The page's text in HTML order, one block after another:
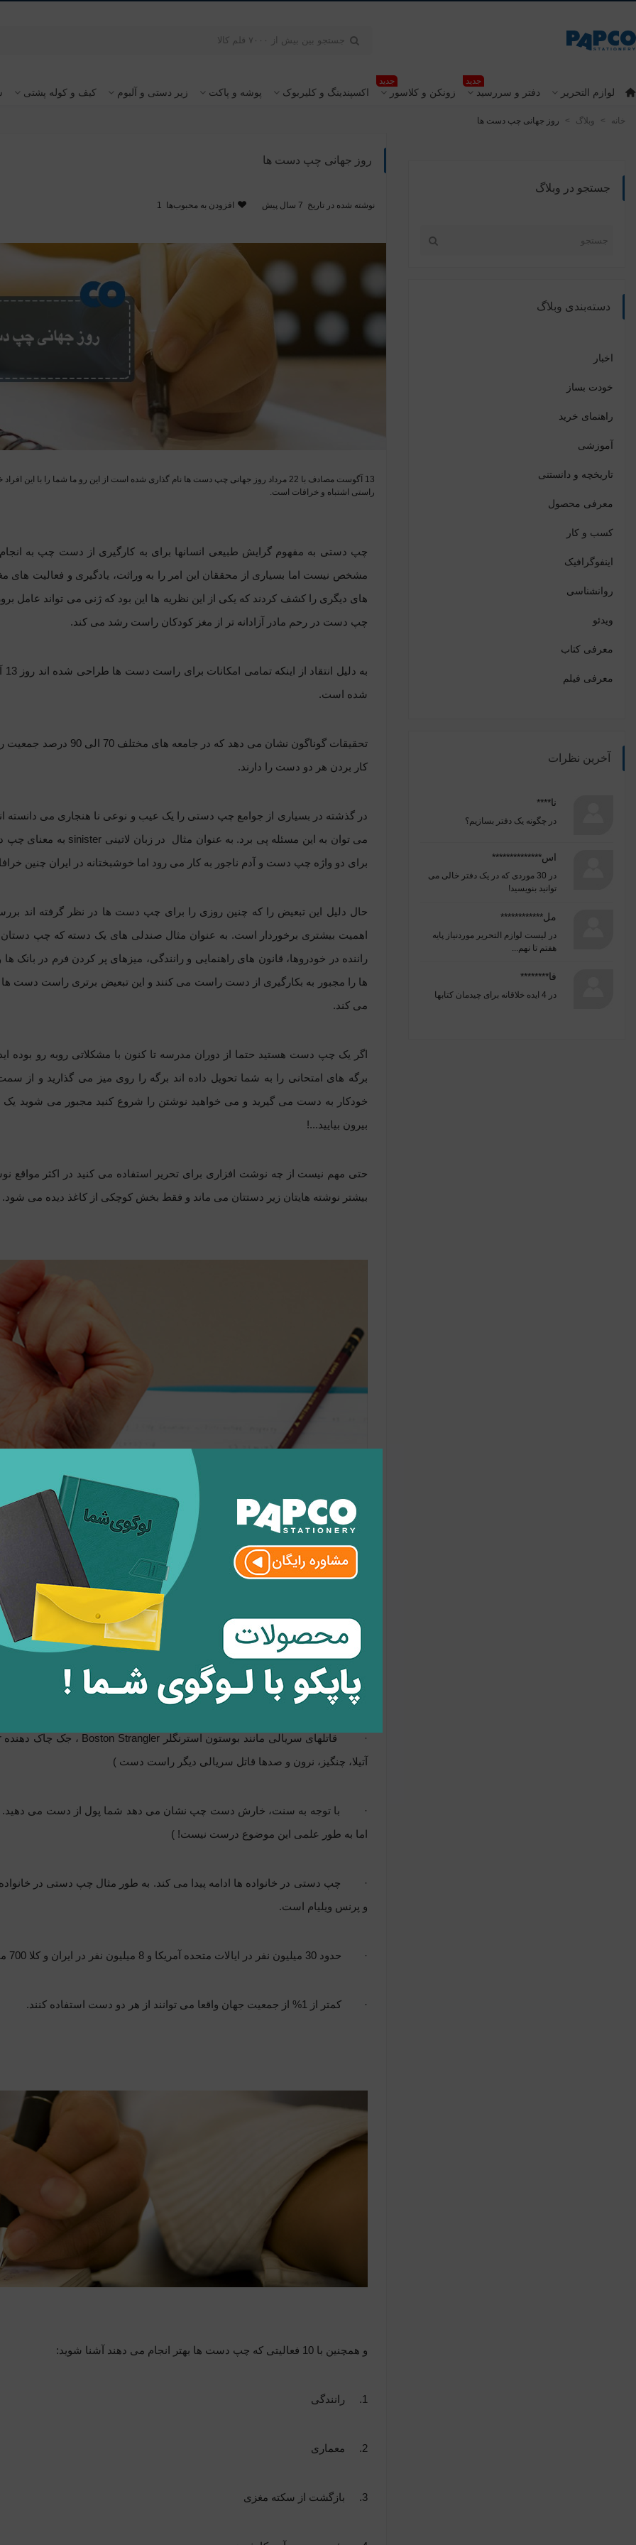
لوازم التحریر دفتر و سررسید
جدید
زونکن و کلاسور
جدید
اکسپندینگ و کلیربوک پوشه و پاکت زیر دستی و آلبوم کیف و کوله پشتی
خانه > وبلاگ > روز جهانی چپ دست ها
جستجو در وبلاگ
دسته‌بندی وبلاگ
اخبار
خودت بساز
راهنمای خرید
آموزشی
تاریخچه و دانستنی
معرفی محصول
کسب و کار
اینفوگرافیک
روانشناسی
ویدئو
معرفی کتاب
معرفی فیلم
آخرین نظرات
نا****
در چگونه یک دفتر بسازیم؟
اس**************
در
30 موردی که در یک دفتر خالی می
توانید بنویسید!
مل************
در لیست لوازم التحریر موردنیاز پایه
هفتم تا نهم...
فا********
در 4 ایده خلاقانه برای چیدمان کتابها
روز جهانی چپ دست ها
نوشته شده در تاریخ 7 سال پیش افزودن به محبوب‌ها 1
13 آگوست مصادف با 22 مرداد روز جهانی چپ دست ها نام گذاری شده است از این رو ما شما را
راستی اشتباه و خرافات است.
چپ دستی به مفهوم گرایش طبیعی انسانها برای به کارگیری از دست چپ به
مشخص نیست اما بسیاری از محققان این امر را به وراثت، یادگیری و فعالیت های
های دیگری را کشف کردند که یکی از این نظریه ها این بود که ژنی می تواند عامل
چپ دست در رحم مادر آزادانه تر از مغز کودکان راست رشد می کند.
به دلیل انتقاد از اینکه تمامی امکانات برای راست دست ها طراحی شده اند روز 13 آگوست برابر با 22 مرداد به نام
شده است.
تحقیقات گوناگون نشان
کار بردن هر دو دست را دارند.
در گذشته در بسیاری از جوامع چپ دستی را یک عیب و نوعی نا هنجاری می دانسته
می توان به این مسئله پی برد. به عنوان مثال در زبان لاتینی sinisterبه معنای چپ
برای دو واژه چپ دست و آدم ناجور به کار می رود اما خوشبختانه در ایران چنین
حال دلیل این تبعیض را که چنین روزی را برای چپ دست ها در نظر گرفته اند
اهمیت بیشتری برخوردار است. به عنوان مثال صندلی های یک دسته که چپ دستان
راننده در خودروها، قانون های راهنمایی و رانندگی، میزهای پر کردن فرم در
ها را مجبور به بکارگیری از دست راست می کنند و این تبعیض برتری راست دست
می کند.
اگر یک چپ دست هستید حتما از دوران مدرسه تا کنون با مشکلاتی روبه رو بوده
برگه های امتحانی را به شما تحویل داده اند برگه را روی میز می گذارید و
خودکار به دست می گیرید و می خواهید نوشتن را شروع کنید مجبور می شوید یک
بیرون بیایید...!
حتی مهم نیست از چه نوشت افزاری برای تحریر استفاده می کنید در اکثر مواقع
بیشتر نوشته هایتان زیر دستتان می ماند و فقط بخش کوچکی از کاغذ دیده می شود.
نکاتی که بهتر است درباره چپ دست ها بدانید:
مشهورترینشان عبارتند از: آلبرت اینشتین، اسحاق نیوتن، چارلز داروین، و بنجامین
·
ورزش زمینه دیگری است که چپ دست ها در آن عالی عمل می کنند: مثل دیه گو
و شش نفر از چهل و یک قهرمان تنیس روی میز فرانسه و همچنین در زمینه های
· قاتلهای سریالی مانند بوستون استرنگلرBoston Strangler ، جک چاک دهنده
آتیلا، چنگیز، نرون و صدها قاتل سریالی دیگر راست دست )
· با توجه به سنت، خارش دست چپ نشان می دهد شما پول از دست می
اما به طور علمی این موضوع درست نیست! )
· چپ دستی در خانواده ها ادامه پیدا می کند. به طور مثال چپ دستی در
و پرنس ویلیام است.
· حدود 30 میلیون نفر در ایالات متحده آمریکا و 8 میلیون نفر در ایران و کلا 700 میلیون نفر درجهان چپ دست هستند.
· کمتر از 1 % از جمعیت جهان واقعا می توانند از هر دو دست استفاده کنند.
و همچنین با 10 فعالیتی که چپ دست ها بهتر انجام می دهند آشنا شوید:
1. رانندگی
2. معماری
3. بازگشت از سکته مغزی